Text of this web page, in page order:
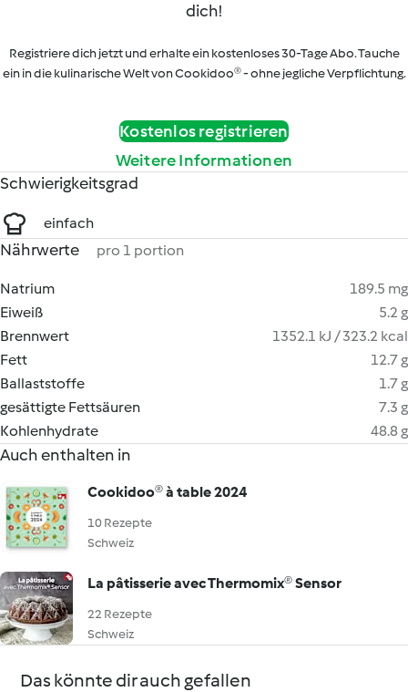
dich!
Registriere dich jetzt und erhalte ein kostenloses 30-Tage Abo. Tauche
ein in die kulinarische Welt von Cookidoo® - ohne jegliche Verpflichtung.
Kostenlos registrieren
Weitere Informationen
Schwierigkeitsgrad
einfach
Nährwerte pro 1 portion
Natrium
189.5 mg
Eiweiß
5.2 g
Brennwert
1352.1 kJ / 323.2 kcal
Fett
12.7 g
Ballaststoffe
1.7 g
gesättigte Fettsäuren
7.3 g
Kohlenhydrate
48.8 g
Auch enthalten in
Cookidoo® à table 2024
10 Rezepte
Schweiz
La pâtisserie avec Thermomix® Sensor
22 Rezepte
Schweiz
Das könnte dir auch gefallen